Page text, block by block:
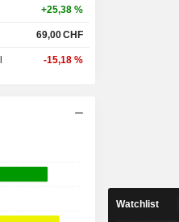
+25,38 %
69,00CHF
-15,18 %
Watchlist